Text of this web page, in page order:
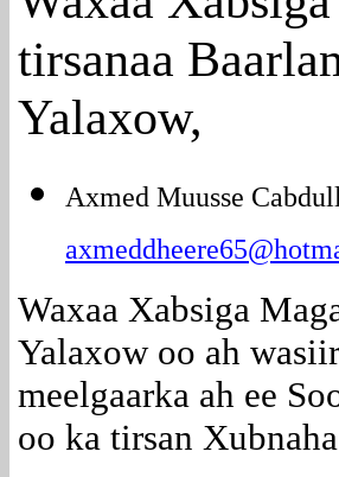
tirsanaa
Yalaxow,
Axmed Muusse
Waxaa Xabsiga
Yalaxow oo ah
meelgaarka ah ee
oo ka tirsan